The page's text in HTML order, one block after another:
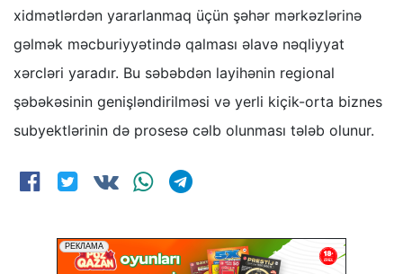
xidmətlərdən yararlanmaq üçün şəhər mərkəzlərinə
gəlmək məcburiyyətində qalması əlavə nəqliyyat
xərcləri yaradır. Bu səbəbdən layihənin regional
şəbəkəsinin genişləndirilməsi və yerli kiçik-orta biznes
subyektlərinin də prosesə cəlb olunması tələb olunur.